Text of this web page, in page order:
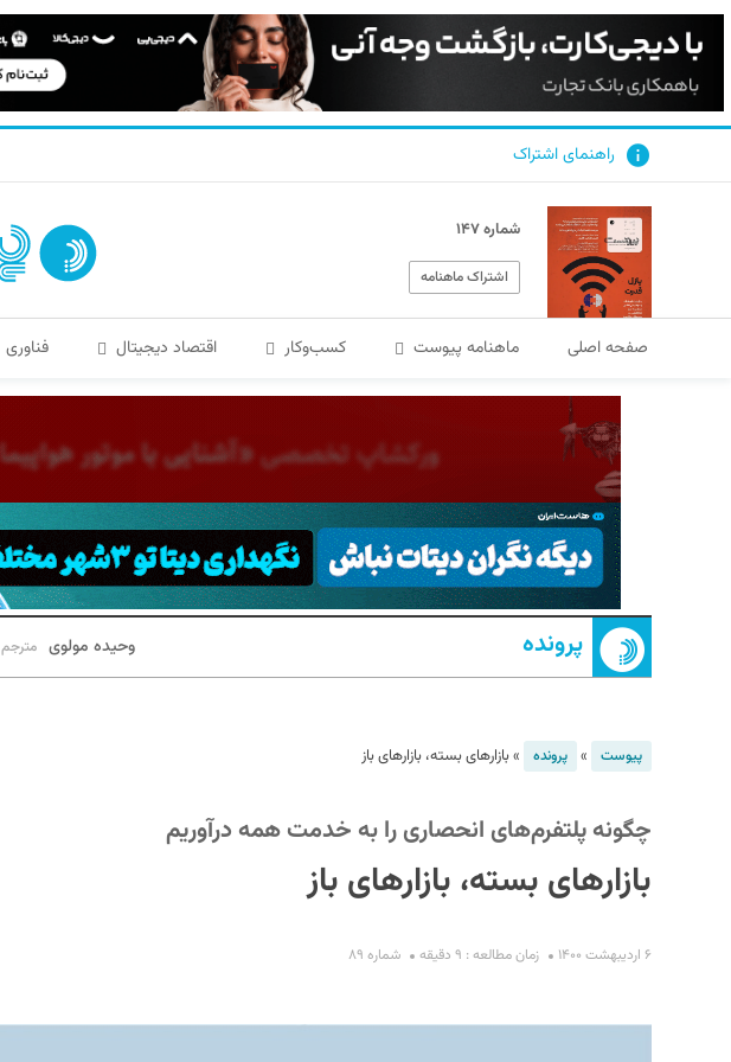
راهنمای اشتراک
شماره ۱۴۷
اشتراک ماهنامه
صفحه اصلی ماهنامه پیوست کسب‌و‌کار اقتصاد دیجیتال فناوری
پرونده وحیده مولوی مترجم
پیوست » پرونده »بازارهای بسته، بازارهای باز
چگونه پلتفرم‌های انحصاری را به خدمت همه درآوریم
بازارهای بسته، بازارهای باز
۶ اردیبهشت ۱۴۰۰ زمان مطالعه : ۹ دقیقه شماره ۸۹